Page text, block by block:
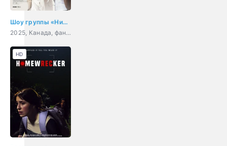
Шоу группы «Нирванна». Фильм
2025, Канада, фантастика, комедия, приключения
HD